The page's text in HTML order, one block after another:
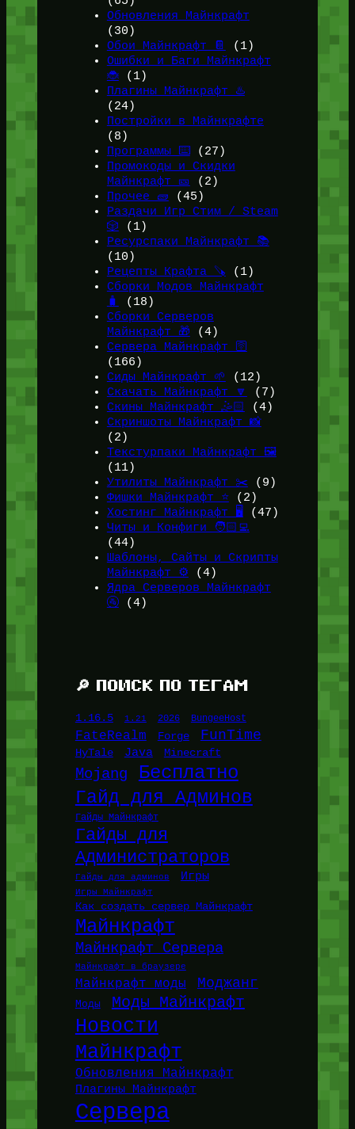
Обновления Майнкрафт
(30)
Обои Майнкрафт 📔
(1)
Ошибки и Баги Майнкрафт
🐞(1)
Плагины Майнкрафт ♨️
(24)
Постройки в Майнкрафте
(8)
Программы ⌨️ (27)
Промокоды и Скидки
Майнкрафт 🎫
(2)
Прочее 🧱 (45)
Раздачи Игр Стим / Steam
🎲 (1)
Ресурспаки Майнкрафт 📚
(10)
Рецепты Крафта 🪚 (1)
Сборки Модов Майнкрафт
🧳
(18)
Сборки Серверов
Майнкрафт 🎁 (4)
Сервера Майнкрафт 🛜
(166)
Сиды Майнкрафт 🌱
(12)
Скачать Майнкрафт 🔽
(7)
Скины Майнкрафт 🤹🏻
(4)
Скриншоты Майнкрафт 📸
(2)
Текстурпаки Майнкрафт 🖼️
(11)
Утилиты Майнкрафт ✂️ (9)
Фишки Майнкрафт ⭐(2)
Хостинг Майнкрафт 🖥️ (47)
Читы и Конфиги 🧑🏻‍💻
(44)
Шаблоны, Сайты и Скрипты
Майнкрафт ⚙️ (4)
Ядра Серверов Майнкрафт
🚰(4)
🔎 ПОИСК ПО ТЕГАМ
1.16.5 1.21 2026 BungeeHost
FateRealm Forge FunTime
HyTale Java Minecraft
Mojang Бесплатно
Гайд для Админов
Гайды Майнкрафт
Гайды для
Администраторов
Гайды для админов Игры
Игры Майнкрафт
Как создать сервер Майнкрафт
Майнкрафт
Майнкрафт Сервера
Майнкрафт в браузере
Майнкрафт моды Моджанг
Моды Моды Майнкрафт
Новости
Майнкрафт
Обновления Майнкрафт
Плагины Майнкрафт
Сервера